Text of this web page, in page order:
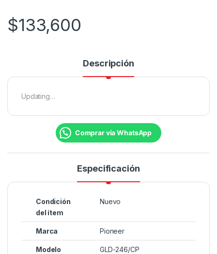
$133,600
Descripción
Updating…
Comprar vía WhatsApp
Especificación
Condición
del ítem
Nuevo
Marca Pioneer
Modelo GLD-246/CP